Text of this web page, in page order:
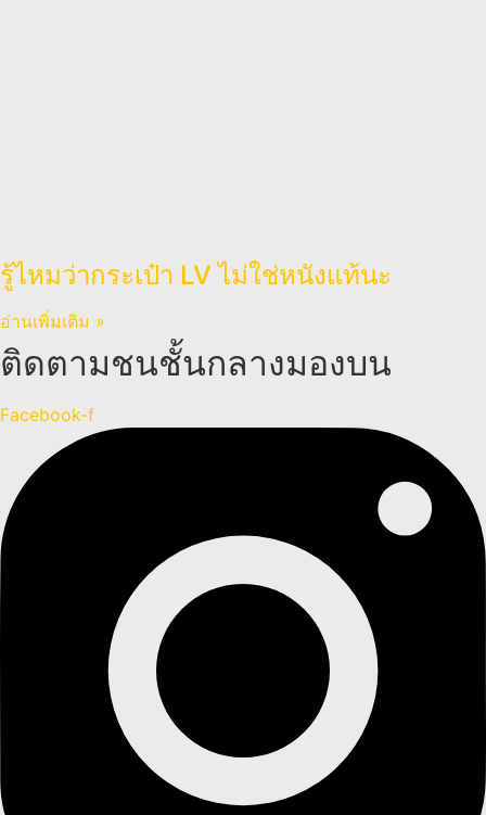
รู้ไหมว่ากระเป๋า LV ไม่ใช่หนังแท้นะ
อ่านเพิ่มเติม »
ติดตามชนชั้นกลางมองบน
Facebook-f